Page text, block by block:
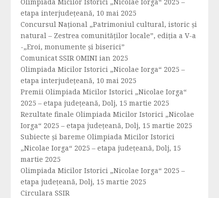
etapa interjudețeană, 10 mai 2025
Concursul Național „Patrimoniul cultural, istoric și
natural – Zestrea comunităților locale”, ediția a V-a
-„Eroi, monumente și biserici”
Comunicat SSIR OMINI ian 2025
Olimpiada Micilor Istorici „Nicolae Iorga“ 2025 –
etapa interjudeţeană, 10 mai 2025
Premii Olimpiada Micilor Istorici „Nicolae Iorga“
2025 – etapa județeană, Dolj, 15 martie 2025
Rezultate finale Olimpiada Micilor Istorici „Nicolae
Iorga“ 2025 – etapa județeană, Dolj, 15 martie 2025
Subiecte și bareme Olimpiada Micilor Istorici
„Nicolae Iorga“ 2025 – etapa județeană, Dolj, 15
martie 2025
Olimpiada Micilor Istorici „Nicolae Iorga“ 2025 –
etapa județeană, Dolj, 15 martie 2025
Circulara SSIR